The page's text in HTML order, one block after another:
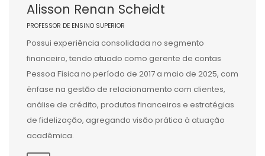
Alisson Renan Scheidt
PROFESSOR DE ENSINO SUPERIOR
Possui experiência consolidada no segmento
financeiro, tendo atuado como gerente de contas
Pessoa Física no período de 2017 a maio de 2025, com
ênfase na gestão de relacionamento com clientes,
análise de crédito, produtos financeiros e estratégias
de fidelização, agregando visão prática à atuação
acadêmica.